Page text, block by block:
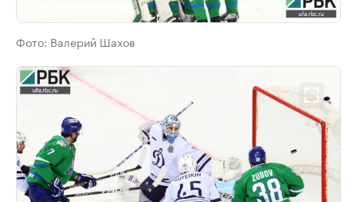
Фото: Валерий Шахов